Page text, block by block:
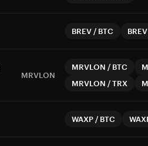
BREV / BTC BREV
MRVLON
MRVLON / BTC
MRVLON /TRX
WAXP / BTC